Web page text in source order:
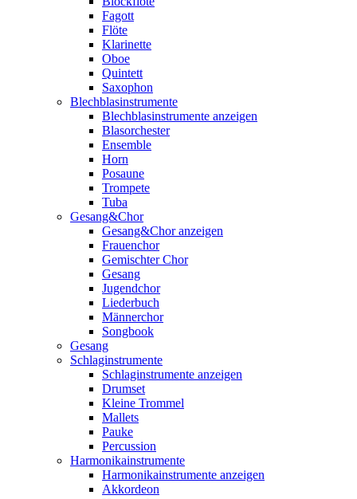
Fagott
Flöte
Klarinette
Oboe
Quintett
Saxophon
Blechblasinstrumente
Blechblasinstrumente anzeigen
Blasorchester
Ensemble
Horn
Posaune
Trompete
Tuba
Gesang&Chor
Gesang&Chor anzeigen
Frauenchor
Gemischter Chor
Gesang
Jugendchor
Liederbuch
Männerchor
Songbook
Gesang
Schlaginstrumente
Schlaginstrumente anzeigen
Drumset
Kleine Trommel
Mallets
Pauke
Percussion
Harmonikainstrumente
Harmonikainstrumente anzeigen
Akkordeon